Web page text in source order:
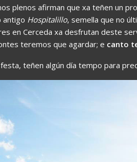
plenos afirman que xa teñen un
antigo Hospitalillo, semella que no
en Cerceda xa desfrutan deste
teremos que agardar; e canto
teñen algún día tempo para